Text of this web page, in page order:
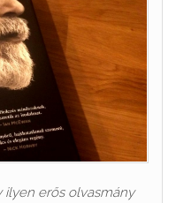
ilyen erős olvasmány